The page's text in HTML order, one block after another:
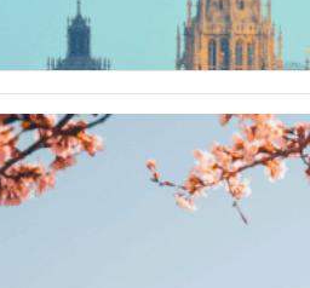
à l'étranger
japonais